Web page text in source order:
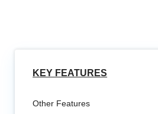
KEY FEATURES
Other Features